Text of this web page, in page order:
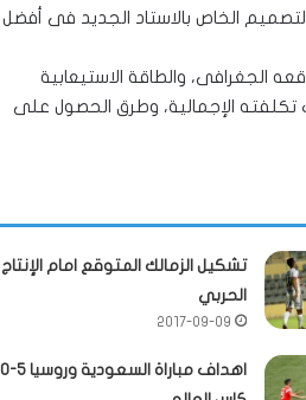
الخاص بالاستاد الجديد فى أفضل
الجغرافى، والطاقة الاستيعابية
تكلفته الإجمالية، وطرق الحصول على
تشكيل الزمالك المتوقع امام الإنتاج
الحربي
2017-09-09
اهداف مباراة السعودية وروسيا 5-0